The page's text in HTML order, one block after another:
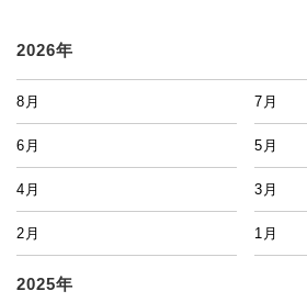
2026年
8月 7月
6月 5月
4月 3月
2月 1月
2025年